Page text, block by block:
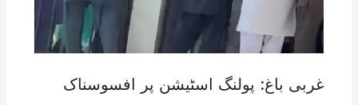
غربی باغ: پولنگ اسٹیشن پر افسوسناک